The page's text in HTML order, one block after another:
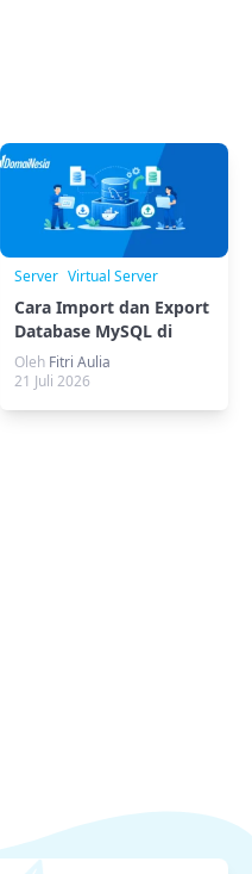
Server Virtual Server
Cara Import dan Export
Database MySQL di
Docker
Oleh Fitri Aulia
21 Juli 2026